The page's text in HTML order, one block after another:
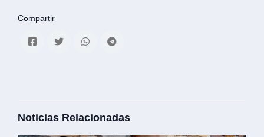
Compartir
Noticias Relacionadas